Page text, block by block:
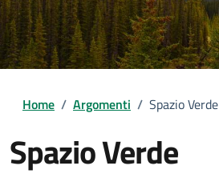
Home / Argomenti / Spazio Verde
Spazio Verde